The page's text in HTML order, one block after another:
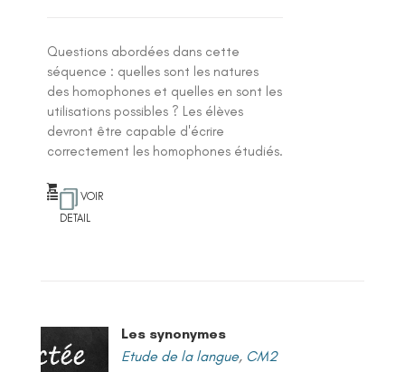
Questions abordées dans cette
séquence : quelles sont les natures
des homophones et quelles en sont les
utilisations possibles ? Les élèves
devront être capable d'écrire
correctement les homophones étudiés.
VOIR
DETAIL
Les synonymes
Etude de la langue, CM2